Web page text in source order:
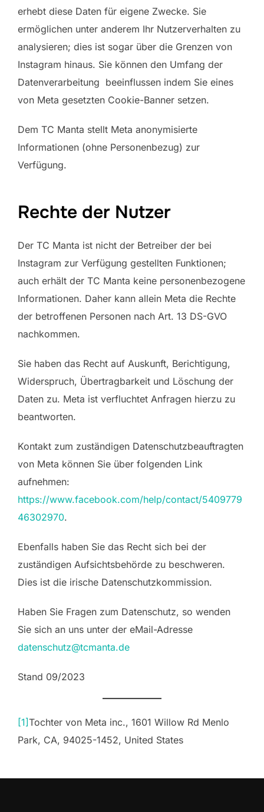
erhebt diese Daten für eigene Zwecke. Sie
ermöglichen unter anderem Ihr Nutzerverhalten zu
analysieren; dies ist sogar über die Grenzen von
Instagram hinaus. Sie können den Umfang der
Datenverarbeitung beeinflussen indem Sie eines
von Meta gesetzten Cookie-Banner setzen.
Dem TC Manta stellt Meta anonymisierte
Informationen (ohne Personenbezug) zur
Verfügung.
Rechte der Nutzer
Der TC Manta ist nicht der Betreiber der bei
Instagram zur Verfügung gestellten Funktionen;
auch erhält der TC Manta keine personenbezogene
Informationen. Daher kann allein Meta die Rechte
der betroffenen Personen nach Art. 13 DS-GVO
nachkommen.
Sie haben das Recht auf Auskunft, Berichtigung,
Widerspruch, Übertragbarkeit und Löschung der
Daten zu. Meta ist verfluchtet Anfragen hierzu zu
beantworten.
Kontakt zum zuständigen Datenschutzbeauftragten
von Meta können Sie über folgenden Link
aufnehmen:
https://www.facebook.com/help/contact/5409779
46302970.
Ebenfalls haben Sie das Recht sich bei der
zuständigen Aufsichtsbehörde zu beschweren.
Dies ist die irische Datenschutzkommission.
Haben Sie Fragen zum Datenschutz, so wenden
Sie sich an uns unter der eMail-Adresse
datenschutz@tcmanta.de
Stand 09/2023
[1]Tochter von Meta inc., 1601 Willow Rd Menlo
Park, CA, 94025-1452, United States